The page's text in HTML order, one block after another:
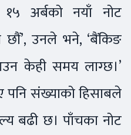
अर्बको नयाँ नोट
उनले भने, ‘बैंकिङ
केही समय लाग्छ।’
संख्याको हिसाबले
बढी छ। पाँचका नोट